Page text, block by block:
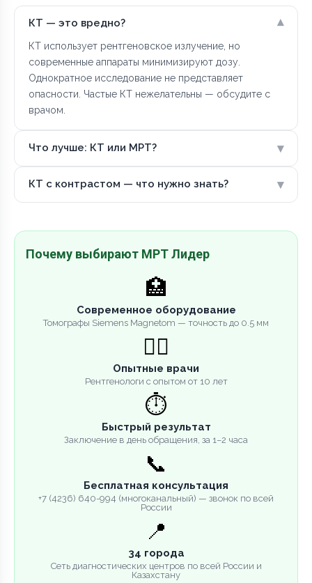
КТ — это вредно? ▾
КТ использует рентгеновское излучение, но
современные аппараты минимизируют дозу.
Однократное исследование не представляет
опасности. Частые КТ нежелательны — обсудите с
врачом.
Что лучше: КТ или МРТ? ▾
КТ с контрастом — что нужно знать? ▾
Почему выбирают МРТ Лидер
🏥
Современное оборудование
Томографы Siemens Magnetom — точность до 0.5 мм
👨‍⚕️
Опытные врачи
Рентгенологи с опытом от 10 лет
⏱️
Быстрый результат
Заключение в день обращения, за 1–2 часа
📞
Бесплатная консультация
+7 (4236) 640-994 (многоканальный) — звонок по всей
России
📍
34 города
Сеть диагностических центров по всей России и
Казахстану